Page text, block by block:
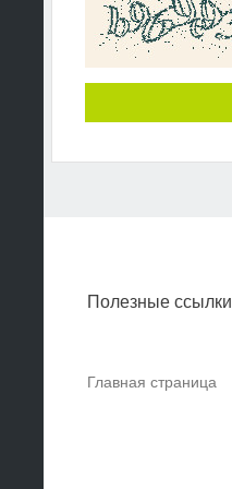
Полезные ссылки
Главная страница